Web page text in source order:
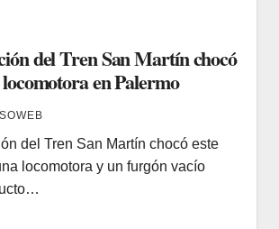
del Tren San Martín chocó
en Palermo
del Tren San Martín chocó este
locomotora y un furgón vacío